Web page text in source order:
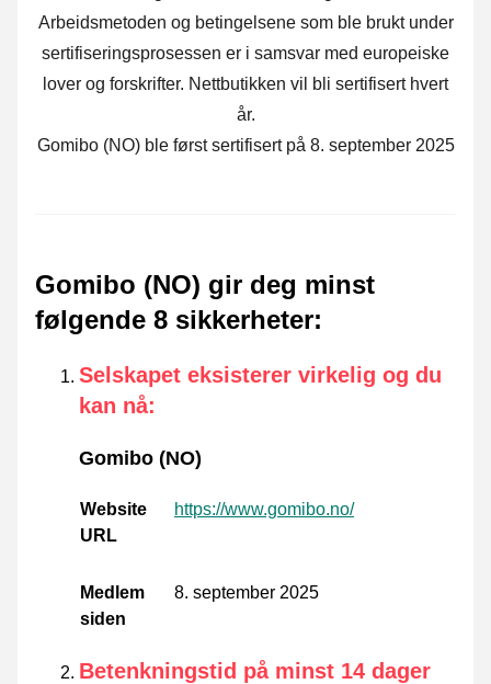
Arbeidsmetoden og betingelsene som ble brukt under
sertifiseringsprosessen er i samsvar med europeiske
lover og forskrifter. Nettbutikken vil bli sertifisert hvert
år.
Gomibo (NO) ble først sertifisert på 8. september 2025
Gomibo (NO) gir deg minst
følgende 8 sikkerheter:
Selskapet eksisterer virkelig og du
kan nå:
Gomibo (NO)
Website
URL
https://www.gomibo.no/
Medlem
siden
8. september 2025
Betenkningstid på minst 14 dager